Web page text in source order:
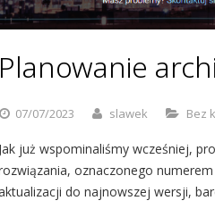
Planowanie
07/07/2023 slawek Bez
Jak już wspominaliśmy wcześniej,
oznaczonego
do najnowszej wersji,